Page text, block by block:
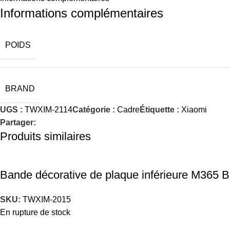
Informations complémentaires
POIDS
BRAND
UGS : TWXIM-2114Catégorie : CadreÉtiquette : Xiaomi
Partager:
Produits similaires
Bande décorative de plaque inférieure M365
SKU: TWXIM-2015
En rupture de stock